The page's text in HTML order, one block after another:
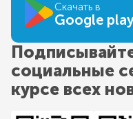
Скачать в
Google
социальные
курсе всех